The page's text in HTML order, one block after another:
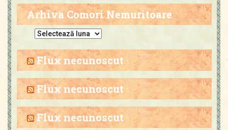
Arhiva Comori Nemuritoare
h
i
a
C
o
Flux necunoscut
Flux necunoscut
Flux necunoscut